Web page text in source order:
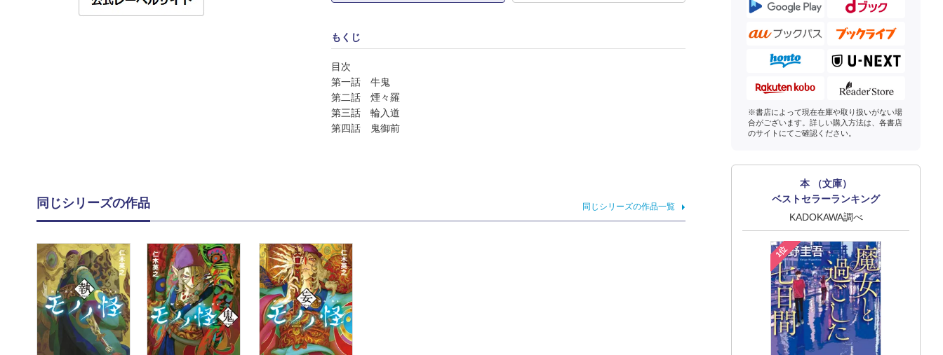
もくじ
目次
第一話 牛鬼
第二話 煙々羅
第三話 輪入道
第四話 鬼御前
同じシリーズの作品 同じシリーズの作品一覧
※書店によって現在在庫や取り扱いがない場
合がございます。詳しい購入方法は、各書店
のサイトにてご確認ください。
本 （文庫）
ベストセラーランキング
KADOKAWA調べ
1位